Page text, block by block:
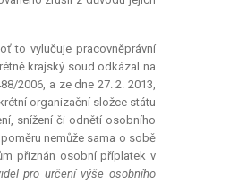
to vylučuje pracovněprávní
krajský soud odkázal na
2006, a ze dne 27. 2. 2013,
organizační složce státu
snížení či odnětí osobního
nemůže sama o sobě
přiznán osobní příplatek v
pro určení výše osobního